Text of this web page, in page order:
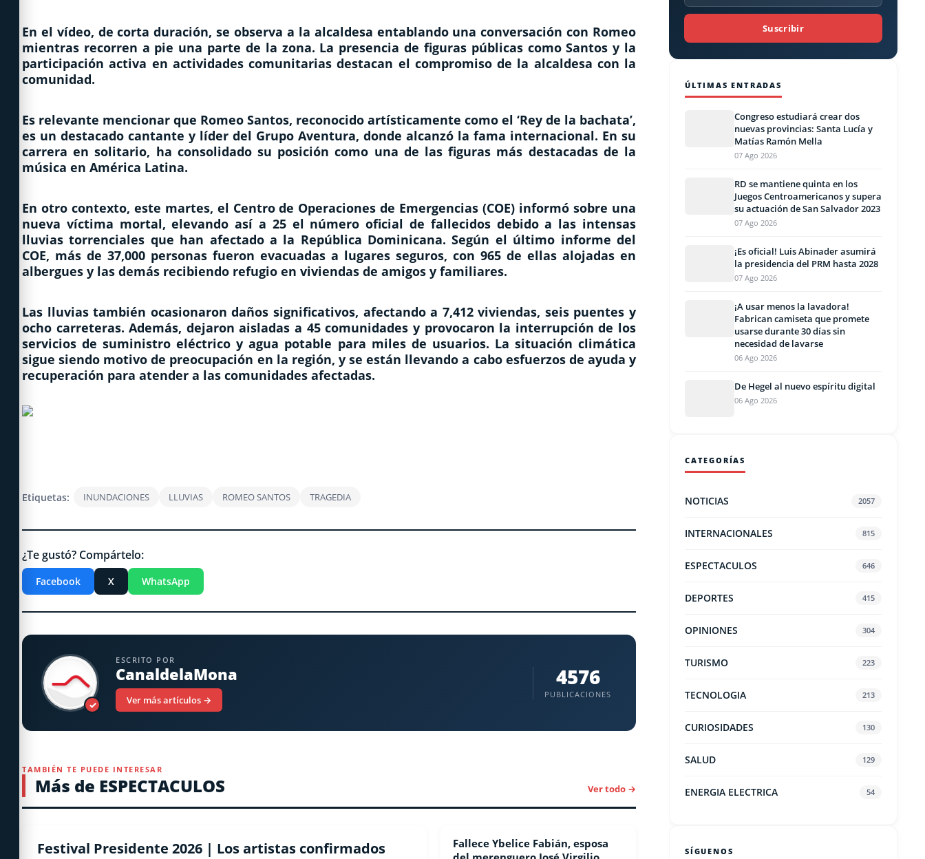
En el vídeo, de corta duración, se observa a la alcaldesa entablando una conversación con Romeo
mientras recorren a pie una parte de la zona. La presencia de figuras públicas como Santos y la
participación activa en actividades comunitarias destacan el compromiso de la alcaldesa con la
comunidad.
Es relevante mencionar que Romeo Santos, reconocido artísticamente como el ‘Rey de la bachata’,
es un destacado cantante y líder del Grupo Aventura, donde alcanzó la fama internacional. En su
carrera en solitario, ha consolidado su posición como una de las figuras más destacadas de la
música en América Latina.
En otro contexto, este martes, el Centro de Operaciones de Emergencias (COE) informó sobre una
nueva víctima mortal, elevando así a 25 el número oficial de fallecidos debido a las intensas
lluvias torrenciales que han afectado a la República Dominicana. Según el último informe del
COE, más de 37,000 personas fueron evacuadas a lugares seguros, con 965 de ellas alojadas en
albergues y las demás recibiendo refugio en viviendas de amigos y familiares.
Las lluvias también ocasionaron daños significativos, afectando a 7,412 viviendas, seis puentes y
ocho carreteras. Además, dejaron aisladas a 45 comunidades y provocaron la interrupción de los
servicios de suministro eléctrico y agua potable para miles de usuarios. La situación climática
sigue siendo motivo de preocupación en la región, y se están llevando a cabo esfuerzos de ayuda y
recuperación para atender a las comunidades afectadas.
Etiquetas: INUNDACIONES LLUVIAS ROMEO SANTOS TRAGEDIA
¿Te gustó? Compártelo:
Facebook X WhatsApp
✓
ESCRITO POR
CanaldelaMona
Ver más artículos →
4576
PUBLICACIONES
TAMBIÉN TE PUEDE INTERESAR
Más de ESPECTACULOS Ver todo →
ESPECTACULOS
Festival Presidente 2026 | Los artistas confirmados
ESPECTACULOS
Fallece Ybelice Fabián, esposa
Suscribir
ÚLTIMAS ENTRADAS
Congreso estudiará crear dos
nuevas provincias: Santa Lucía y
Matías Ramón Mella
07 Ago 2026
RD se mantiene quinta en los
Juegos Centroamericanos y supera
su actuación de San Salvador 2023
07 Ago 2026
¡Es oficial! Luis Abinader asumirá
la presidencia del PRM hasta 2028
07 Ago 2026
¡A usar menos la lavadora!
Fabrican camiseta que promete
usarse durante 30 días sin
necesidad de lavarse
06 Ago 2026
De Hegel al nuevo espíritu digital
06 Ago 2026
CATEGORÍAS
NOTICIAS 2057
INTERNACIONALES 815
ESPECTACULOS 646
DEPORTES 415
OPINIONES 304
TURISMO 223
TECNOLOGIA 213
CURIOSIDADES 130
SALUD 129
ENERGIA ELECTRICA 54
SÍGUENOS